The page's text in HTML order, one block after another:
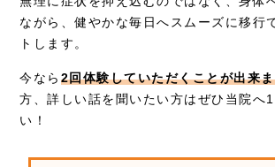
ながら、健やかな毎日へスムーズに移行
トします。
今なら 2回体験していただくことが出来
方、詳しい話を聞いたい方はぜひ当院へ
い！